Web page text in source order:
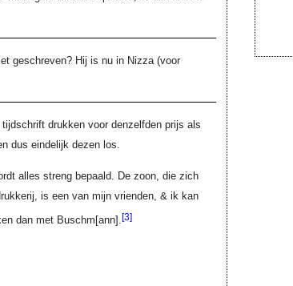
geschreven? Hij is nu in Nizza (voor
drukken voor denzelfden prijs als
dus eindelijk dezen los.
alles streng bepaald. De zoon, die zich
is een van mijn vrienden, & ik kan
dan met Buschm[ann] .[3]